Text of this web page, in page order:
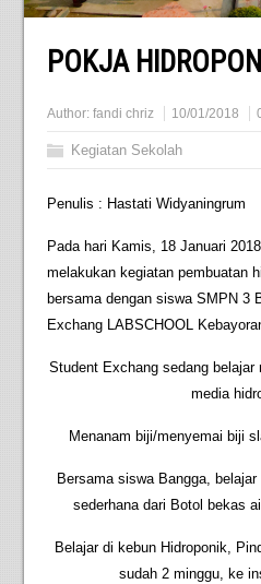
POKJA
Author: fandi chriz 10/01/2018
Kegiatan Sekolah
Penulis : Hastati Widyaningrum
Pada hari Kamis, 18 Januari
melakukan kegiatan pembuatan
bersama dengan siswa SMPN 3
Exchang LABSCHOOL
Student Exchang sedang belajar
media
Menanam biji/menyemai biji
Bersama siswa Bangga,
sederhana dari Botol bekas
Belajar di kebun Hidroponik,
sudah 2 minggu, ke